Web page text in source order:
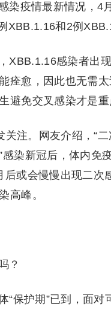
染疫情最新情况，4
和2例
XBB.1.16感染者出
痊愈，因此也无需
避免交叉感染才是重
关注。网友介绍，“
染新冠后，体内免
或会慢慢出现二次
高峰。
？
“保护期”已到，面